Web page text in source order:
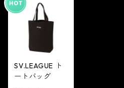
SV.LEAGUE ト
ートバッグ